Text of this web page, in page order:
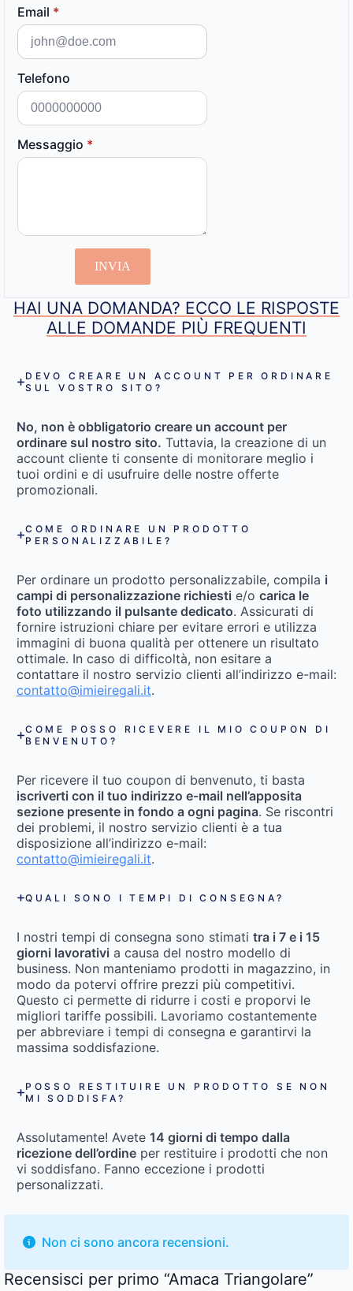
Email *
Telefono
Messaggio *
INVIA
HAI UNA DOMANDA? ECCO LE RISPOSTE
ALLE DOMANDE PIÙ FREQUENTI
DEVO CREARE UN ACCOUNT PER ORDINARE
SUL VOSTRO SITO?
No, non è obbligatorio creare un account per
ordinare sul nostro sito. Tuttavia, la creazione di un
account cliente ti consente di monitorare meglio i
tuoi ordini e di usufruire delle nostre offerte
promozionali.
COME ORDINARE UN PRODOTTO
PERSONALIZZABILE?
Per ordinare un prodotto personalizzabile, compila i
campi di personalizzazione richiesti e/o carica le
foto utilizzando il pulsante dedicato. Assicurati di
fornire istruzioni chiare per evitare errori e utilizza
immagini di buona qualità per ottenere un risultato
ottimale. In caso di difficoltà, non esitare a
contattare il nostro servizio clienti all’indirizzo e-mail:
contatto@imieiregali.it.
COME POSSO RICEVERE IL MIO COUPON DI
BENVENUTO?
Per ricevere il tuo coupon di benvenuto, ti basta
iscriverti con il tuo indirizzo e-mail nell’apposita
sezione presente in fondo a ogni pagina. Se riscontri
dei problemi, il nostro servizio clienti è a tua
disposizione all’indirizzo e-mail:
contatto@imieiregali.it.
QUALI SONO I TEMPI DI CONSEGNA?
I nostri tempi di consegna sono stimati tra i 7 e i 15
giorni lavorativi a causa del nostro modello di
business. Non manteniamo prodotti in magazzino, in
modo da potervi offrire prezzi più competitivi.
Questo ci permette di ridurre i costi e proporvi le
migliori tariffe possibili. Lavoriamo costantemente
per abbreviare i tempi di consegna e garantirvi la
massima soddisfazione.
POSSO RESTITUIRE UN PRODOTTO SE NON
MI SODDISFA?
Assolutamente! Avete 14 giorni di tempo dalla
ricezione dell’ordine per restituire i prodotti che non
vi soddisfano. Fanno eccezione i prodotti
personalizzati.
Non ci sono ancora recensioni.
Recensisci per primo “Amaca Triangolare”